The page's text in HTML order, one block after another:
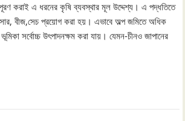
করাই এ ধরনের কৃষি ব্যবস্থার মূল উদ্দেশ্য। এ পদ্ধতিতে
বীজ,সেচ প্রয়োগ করা হয়। এভাবে অল্প জমিতে অধিক
সর্বোচ্চ উৎপাদনক্ষম করা যায়। যেমন-চীনও জাপানের